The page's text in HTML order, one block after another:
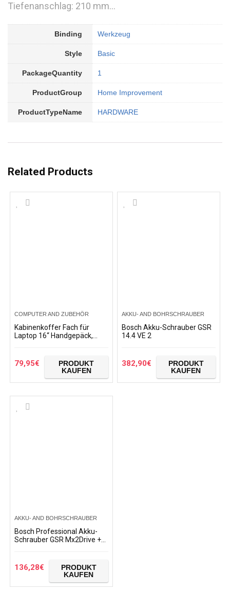
Tiefenanschlag: 210 mm…
Binding Werkzeug
Style Basic
PackageQuantity 1
ProductGroup Home Improvement
ProductTypeName HARDWARE
Related Products
COMPUTER AND ZUBEHÖR
Kabinenkoffer Fach für
Laptop 16‘‘ Handgepäck,
Doppelrollen um 360…
79,95€
PRODUKT
KAUFEN
AKKU- AND BOHRSCHRAUBER
Bosch Akku-Schrauber GSR
14.4 VE 2
382,90€
PRODUKT
KAUFEN
AKKU- AND BOHRSCHRAUBER
Bosch Professional Akku-
Schrauber GSR Mx2Drive +
für…
136,28€
PRODUKT
KAUFEN